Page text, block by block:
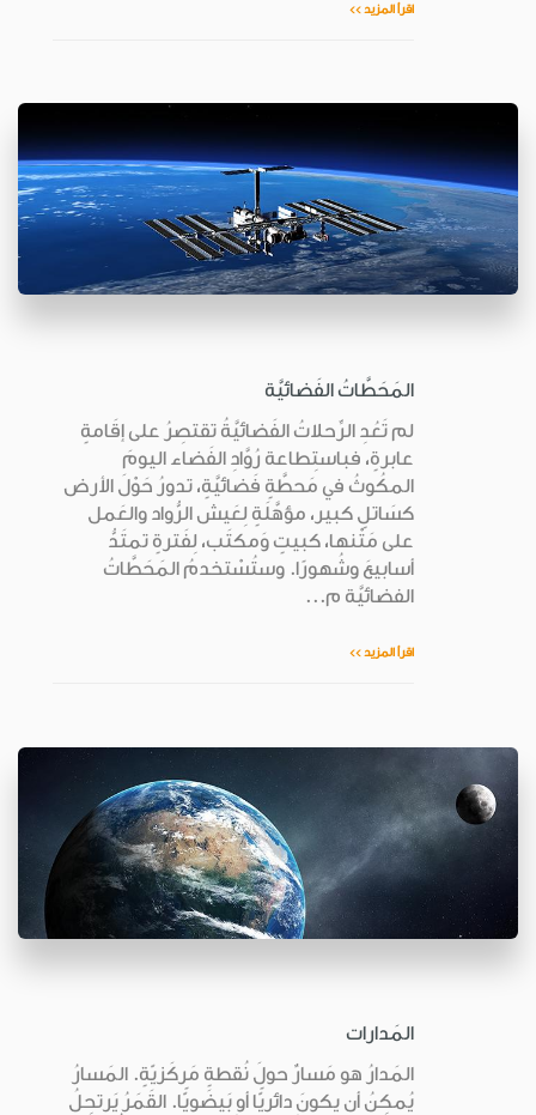
اقرأ المزيد >>
المَحَطَّاتُ الفَضائيَّة
لم تَعُدِ الرِّحلاتُ الفَضائيَّةُ تقتصِرُ على إقَامةٍ
عابرةٍ، فباستِطاعة رُوَّادِ الفَضاء اليومَ
المكُوثُ في مَحطَّةٍ فَضائيَّةٍ، تدورُ حَوْلَ الأرض
كسَاتلٍ كبير، مؤهَّلَةٍ لِعَيش الرُّواد والعَمل
على مَتْنها، كبيتٍ وَمكتَب، لِفَترةٍ تمتَدُّ
أسابيعَ وشُهورًا. وستُسْتخدمُ المَحَطَّاتُ
الفضائيَّة م...
اقرأ المزيد >>
المَدارات
المَدارُ هو مَسارٌ حولَ نُقطةٍ مَركَزيّةٍ. المَسارُ
يُمكِنُ أن يكونَ دائريًّا أو بَيضَويًّا. القَمَرُ يَرتحِلُ